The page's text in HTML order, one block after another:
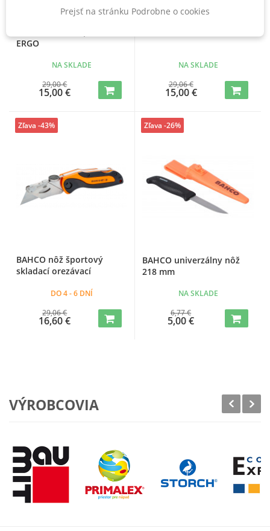
BAHCO nôž so
ERGO
NA SKLADE
29,00 €
15,00 €
NA SKLADE
29,06 €
15,00 €
BAHCO nôž športový
skladací orezávací
DO 4 - 6 DNÍ
29,06 €
16,60 €
Zľava -43%
BAHCO univerzálny nôž
218 mm
NA SKLADE
6,77 €
5,00 €
Zľava -26%
VÝROBCOVIA
Prejsť na stránku Podrobne o cookies